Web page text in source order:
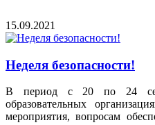
15.09.2021
Неделя безопасности!
В период с 20 по 24
образовательных
мероприятия, вопросам